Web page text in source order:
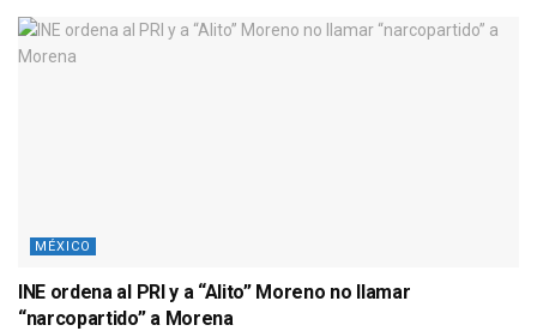
MÉXICO
INE ordena al PRI y a “Alito” Moreno no llamar
“narcopartido” a Morena